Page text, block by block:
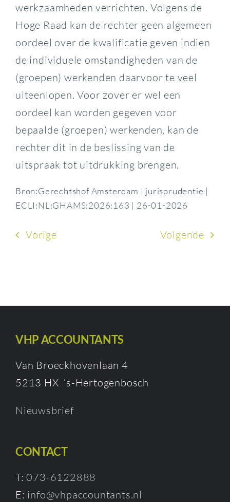
werkzaamheden verrichten. Volgens de
Hoge Raad kan de rechter geen algemeen
oordeel over de kwalificatie geven indien
de individuele omstandigheden van de
(groepen) werkenden daarvoor te veel
uiteenlopen. Voor zover er wel een
oordeel kan worden gegeven voor
bepaalde (groepen) werkenden, kan de
rechter dit in de beslissing van de
uitspraak tot uitdrukking brengen.
Bron:Gerechtshof Amsterdam | jurisprudentie |
ECLI:NL:GHAMS:2026:163 | 26-01-2026
Vorige Volgende
VHP ACCOUNTANTS
Van Broeckhovenlaan 4
5213 HX ‘s-Hertogenbosch
Nieuwsbrief
CONTACT
T:073-6122888
E: info@vhpaccountants.nl